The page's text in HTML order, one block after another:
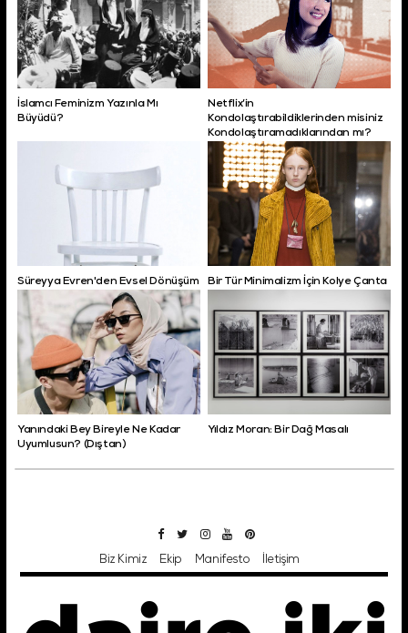
İslamcı Feminizm Yazınla Mı
Büyüdü?
Netflix’in
Kondolaştırabildiklerinden misiniz
Kondolaştıramadıklarından mı?
Süreyya Evren'den Evsel Dönüşüm Bir Tür Minimalizm İçin Kolye Çanta
Yanındaki Bey Bireyle Ne Kadar
Uyumlusun? (Dıştan)
Yıldız Moran: Bir Dağ Masalı
Biz Kimiz Ekip Manifesto İletişim